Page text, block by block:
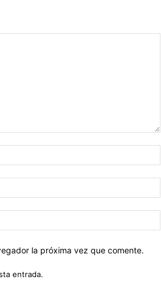
la próxima vez que comente.
entrada.